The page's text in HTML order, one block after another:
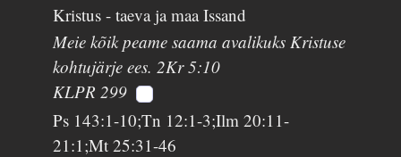
Kristus - taeva ja maa Issand
Meie kõik peame saama avalikuks Kristuse
kohtujärje ees. 2Kr 5:10
KLPR 299
Ps 143:1-10;Tn 12:1-3;Ilm 20:11-
21:1;Mt 25:31-46